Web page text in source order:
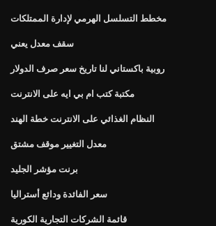
مخطط التسلسل الهرمي لإدارة الممتلكات
سقف معدل يعني
روبية باكستاني لنا تاريخ سعر صرف الدولار
مكتبة كتب ام بي ايه على الانترنت
النظام الغذائي على الانترنت خطة الهند
معدل التغيير موقف مشتق
برنت مؤشر الجليد
سعر الفائدة ودائع أستراليا
قائمة الشركات التجارية الكورية